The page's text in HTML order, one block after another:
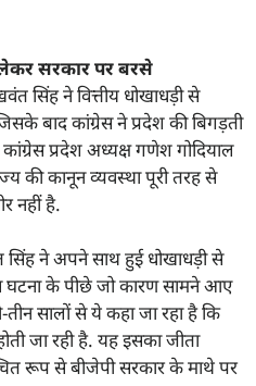
सरकार पर बरसे
सिंह ने वित्तीय धोखाधड़ी से
बाद कांग्रेस ने प्रदेश की बिगड़ती
प्रदेश अध्यक्ष गणेश गोदियाल
की कानून व्यवस्था पूरी तरह से
नहीं है.
ने अपने साथ हुई धोखाधड़ी से
घटना के पीछे जो कारण सामने आए
सालों से ये कहा जा रहा है कि
जा रही है. यह इसका जीता
रूप से बीजेपी सरकार के माथे पर